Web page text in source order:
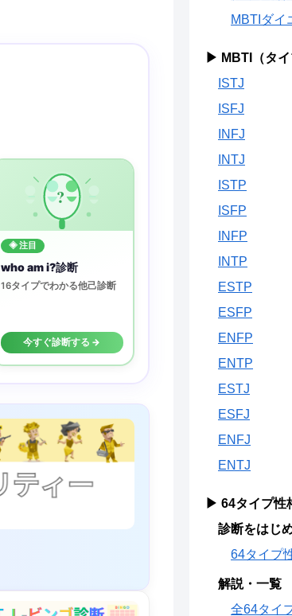
?
◈ 注目
who am i?診断
16タイプでわかる他己診断
今すぐ診断する →
MBTIダイ
▶ MBTI（タイ
ISTJ
ISFJ
INFJ
INTJ
ISTP
ISFP
INFP
INTP
ESTP
ESFP
ENFP
ENTP
ESTJ
ESFJ
ENFJ
ENTJ
▶ 64タイプ性
診断をはじ
64タイプ
解説・一覧
全64タイ